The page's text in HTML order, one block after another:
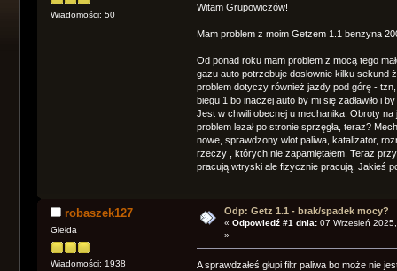
Wiadomości: 50
Witam Grupowiczów!
Mam problem z moim Getzem 1.1 benzyna
Od ponad roku mam problem z mocą tego
gazu auto potrzebuje dosłownie kilku sekund
problem dotyczy również jazdy pod górę -
biegu 1 bo inaczej auto by mi się zadławiło i by
Jest w chwili obecnej u mechanika. Obroty
problem lezał po stronie sprzęgła, teraz?
nowe, sprawdzony wlot paliwa, katalizator,
rzeczy , których nie zapamiętałem. Teraz
pracują wtryski ale fizycznie pracują. Jakieś
robaszek127
Giełda
Wiadomości: 1938
Odp: Getz 1.1 - brak/spadek mocy?
«Odpowiedź #1 dnia: 07 Wrzesień
»
A sprawdzałeś głupi filtr paliwa bo może nie